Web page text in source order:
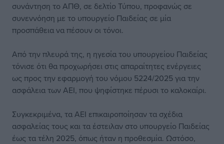
συνάντηση το ΑΠΘ, σε δελτίο Τύπου, προφανώς σε
συνεννόηση με το υπουργείο Παιδείας σε μία
προσπάθεια να πέσουν οι τόνοι.
Από την πλευρά της, η ηγεσία του υπουργείου Παιδείας
τόνισε ότι θα προχωρήσει στις απαραίτητες ενέργειες
ως προς την εφαρμογή του νόμου 5224/2025 για την
ασφάλεια των ΑΕΙ, που ψηφίστηκε πέρυσι το καλοκαίρι.
Συγκεκριμένα, τα ΑΕΙ επικαιροποίησαν τα σχέδια
ασφαλείας τους και τα έστειλαν στο υπουργείο Παιδείας
έως τα τέλη 2025, όπως ήταν η προθεσμία. Ωστόσο,